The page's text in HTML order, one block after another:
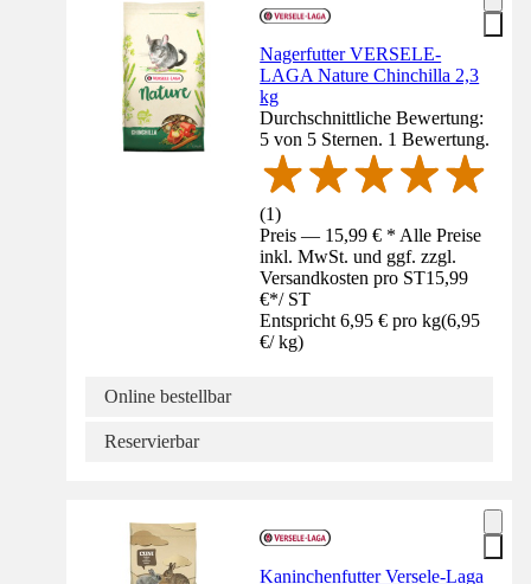
Nagerfutter VERSELE-
LAGA Nature Chinchilla 2,3
kg
Durchschnittliche Bewertung:
5 von 5 Sternen. 1 Bewertung.
(1)
Preis — 15,99 € * Alle Preise
inkl. MwSt. und ggf. zzgl.
Versandkosten pro ST15,99
€*/ ST
Entspricht 6,95 € pro kg(6,95
€/ kg)
Online bestellbar
Reservierbar
Kaninchenfutter Versele-Laga